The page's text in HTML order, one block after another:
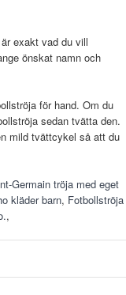
exakt vad du vill
önskat namn och
för hand. Om du
sedan tvätta den.
mild tvättcykel så att du
Germain tröja med eget
kläder barn, Fotbollströja
,